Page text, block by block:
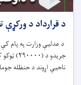
د قرارداد د
د عدلیې وزارت په پام
جریدو د (۲۹۰۰۰۰)ټوکو
ناحیې اړوند د حنظله